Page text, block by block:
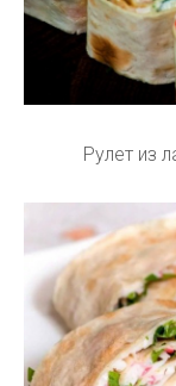
Рулет из